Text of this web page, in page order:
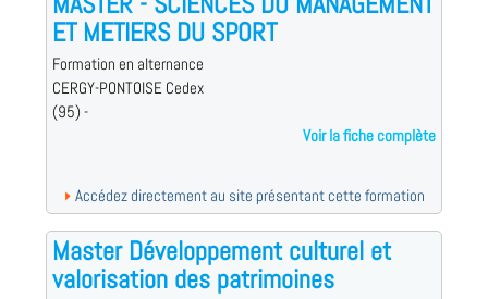
ET METIERS DU SPORT
Formation en alternance
CERGY-PONTOISE Cedex
(95) -
Voir la fiche complète
Accédez directement au site présentant cette formation
Master Développement culturel et
valorisation des patrimoines